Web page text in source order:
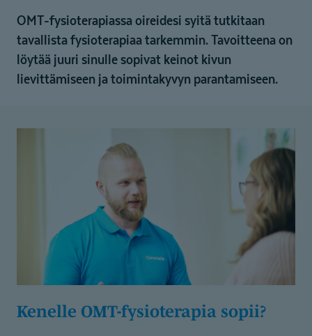
OMT-fysioterapiassa oireidesi syitä tutkitaan
tavallista fysioterapiaa tarkemmin. Tavoitteena on
löytää juuri sinulle sopivat keinot kivun
lievittämiseen ja toimintakyvyn parantamiseen.
Kenelle OMT-fysio­terapia sopii?